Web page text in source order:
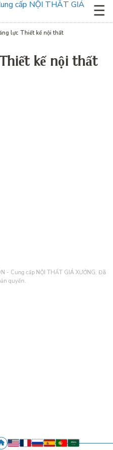
☰
lực Thiết kế nội thất
kế nội thất
- Cung cấp NỘI THẤT GIÁ XƯỞNG. Đã
quyền.